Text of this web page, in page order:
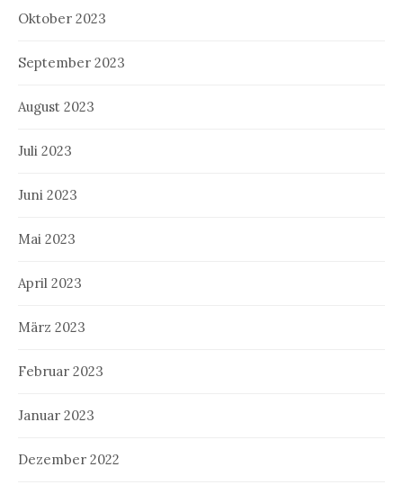
Oktober 2023
September 2023
August 2023
Juli 2023
Juni 2023
Mai 2023
April 2023
März 2023
Februar 2023
Januar 2023
Dezember 2022